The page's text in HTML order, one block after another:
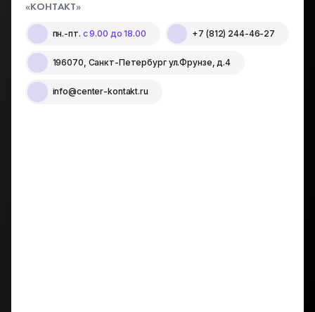
«КОНТАКТ»
пн.-пт. с 9.00 до 18.00 +7 (812) 244-46-27
196070, Санкт-Петербург ул.Фрунзе, д.4
info@center-kontakt.ru